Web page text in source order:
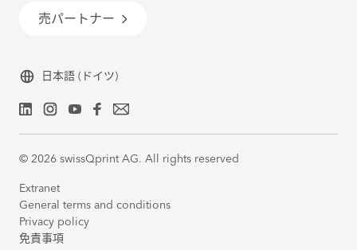
売パートナー
日本語 (ドイツ)
© 2026 swissQprint AG. All rights reserved
Extranet
General terms and conditions
Privacy policy
免責事項